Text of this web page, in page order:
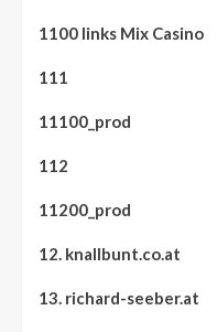
1100 links Mix Casino
111
11100_prod
112
11200_prod
12. knallbunt.co.at
13. richard-seeber.at